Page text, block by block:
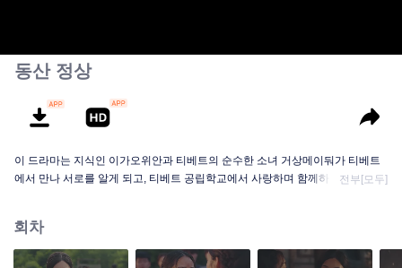
동산 정상
이 드라마는 지식인 이가오위안과 티베트의 순수한 소녀 거상메이둬가 티베트
에서 만나 서로를 알게 되고, 티베트 공립학교에서 사랑하며 함께하는 이야기를
와 티베트 인민에게 가져온 엄청난 변화를 보여주며, 새롭고도 굴곡 있지만 확
고한 발전 여정을 그린다.
전부[모두]
회차